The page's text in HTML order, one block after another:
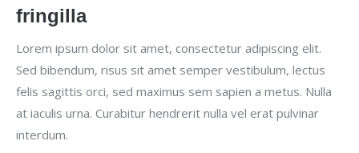
fringilla
Lorem ipsum dolor sit amet, consectetur adipiscing elit.
Sed bibendum, risus sit amet semper vestibulum, lectus
felis sagittis orci, sed maximus sem sapien a metus. Nulla
at iaculis urna. Curabitur hendrerit nulla vel erat pulvinar
interdum.